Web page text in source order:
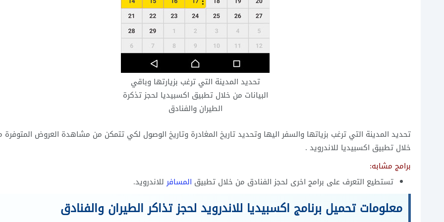
تحديد المدينة التي ترغب بزيارتها وباقي
البيانات من خلال تطبيق اكسبيديا لحجز تذكرة
الطيران والفنادق
تحديد المدينة التي ترغب بزياتها والسفر اليها وتحديد تاريخ المغادرة وتاريخ الوصول لكي تتمكن من مشاهدة العروض المتوفرة
خلال تطبيق اكسبيديا للاندرويد .
برامج مشابه:
تستطيع التعرف على برامج اخرى لحجز الفنادق من خلال تطبيق المسافرللاندرويد.
معلومات تحميل برنامج اكسبيديا للاندرويد لحجز تذاكر الطيران والفنادق